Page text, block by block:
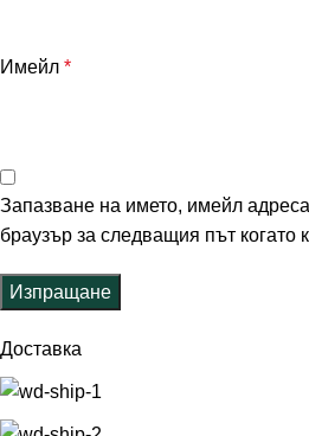
Имейл *
Запазване на името, имейл
браузър за следващия път когато
Доставка